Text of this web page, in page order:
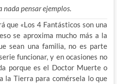
nada pensar ejemplos.
que «Los 4 Fantásticos son una
se aproxima mucho más a la
sean una familia, no es parte
funcionar, y en ocasiones no
porque es el Doctor Muerte o
la Tierra para comérsela lo que